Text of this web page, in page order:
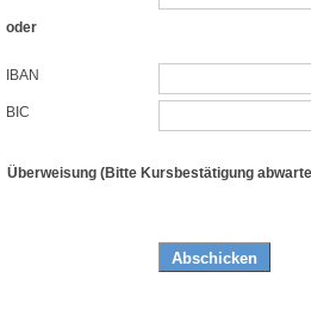
oder
IBAN
BIC
Überweisung (Bitte Kursbestätigung